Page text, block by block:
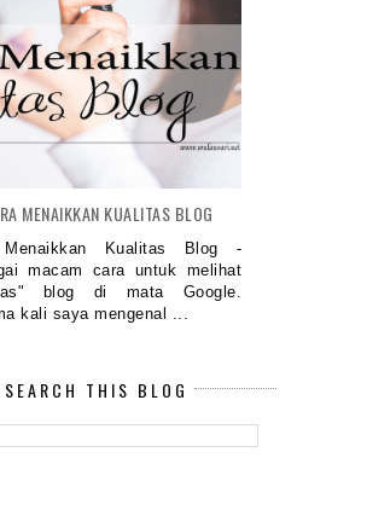
MENAIKKAN KUALITAS BLOG
Kualitas Blog -
macam cara untuk melihat
blog di mata Google.
kali saya mengenal ...
SEARCH THIS BLOG